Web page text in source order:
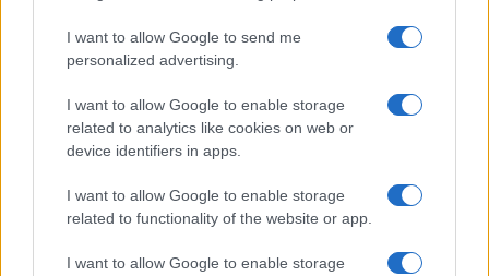
I want to allow Google to send me
personalized advertising.
I want to allow Google to enable storage
related to analytics like cookies on web or
device identifiers in apps.
I want to allow Google to enable storage
related to functionality of the website or app.
I want to allow Google to enable storage
PEOPLE NEWS